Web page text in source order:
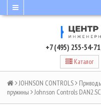
+7 (495) 255-54-71
Каталог
JOHNSON CONTROLS
пружины
Johnson Controls DAN2.SC